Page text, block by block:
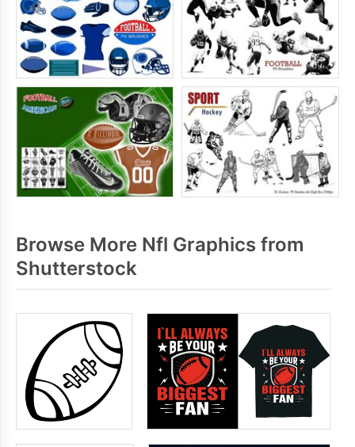
Browse More Nfl Graphics from
Shutterstock